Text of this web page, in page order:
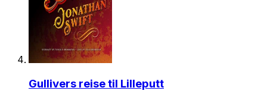
Gullivers reise til Lilleputt